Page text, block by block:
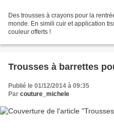
Des trousses à crayons pour la
monde. En simili cuir et application
couleur offerts !
Trousses à barrettes
Publié le 01/12/2014 à 09:35
Par couture_michele